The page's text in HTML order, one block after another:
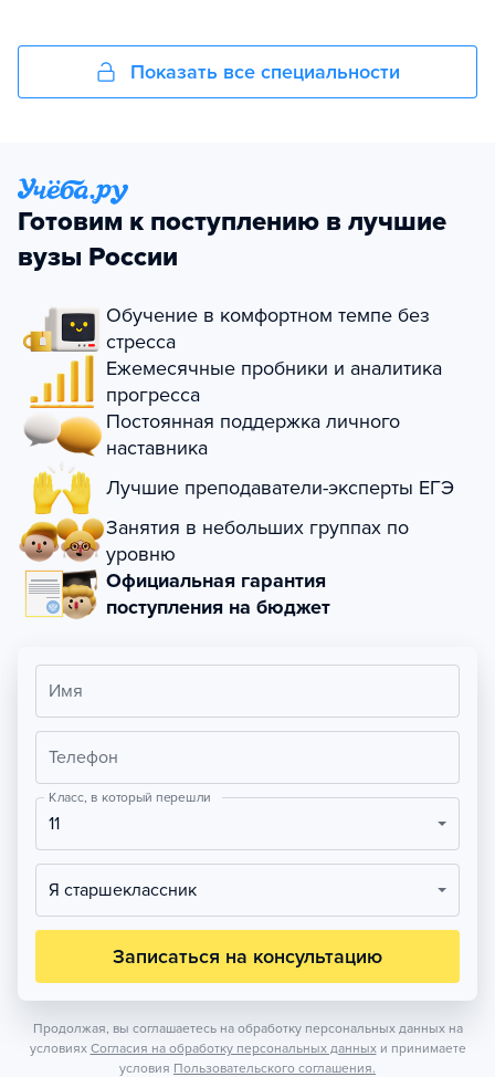
Показать все специальности
Готовим к поступлению в лучшие
вузы России
Обучение в комфортном темпе без
стресса
Ежемесячные пробники и аналитика
прогресса
Постоянная поддержка личного
наставника
Лучшие преподаватели-эксперты ЕГЭ
Занятия в небольших группах по
уровню
Официальная гарантия
поступления на бюджет
Имя
Телефон
Класс, в который перешли
11
Я старшеклассник
Записаться на консультацию
Продолжая, вы соглашаетесь на обработку персональных данных на
условиях Согласия на обработку персональных данных и принимаете
условия Пользовательского соглашения.